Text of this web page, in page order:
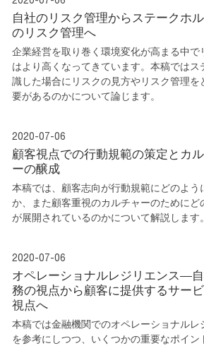
自社のリスク管理からステークホ
のリスク管理へ
企業経営を取り巻く環境変化が高まる中で
はより高くなってきています。本稿ではス
識した場合にリスクの見方やリスク管理を
要があるのかについて論じます。
2020-07-06
顧客視点での行動規範の策定とカ
ーの醸成
本稿では、顧客志向が行動規範にどのよう
か、また顧客重視のカルチャーのためにど
が展開されているのかについて解説します。
2020-07-06
オペレーショナルレジリエンス―
務の視点から顧客に提供するサー
視点へ
本稿では金融機関でのオペレーショナルレ
を参考にしつつ、いくつかの重要なポイン